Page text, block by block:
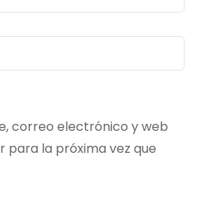
correo electrónico y web
para la próxima vez que